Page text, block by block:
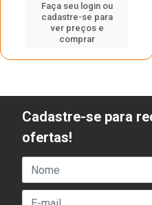
Faça seu login ou
cadastre-se para
ver preços e
comprar
Cadastre-se para
ofertas!